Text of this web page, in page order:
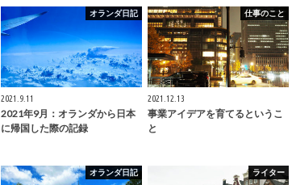
オランダ日記
2021.9.11
2021年9月：オランダから日本
に帰国した際の記録
仕事のこと
2021.12.13
事業アイデアを育てるというこ
と
オランダ日記 ライター